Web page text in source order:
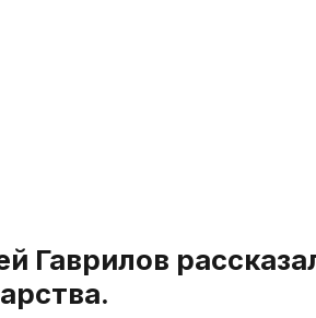
Гаврилов